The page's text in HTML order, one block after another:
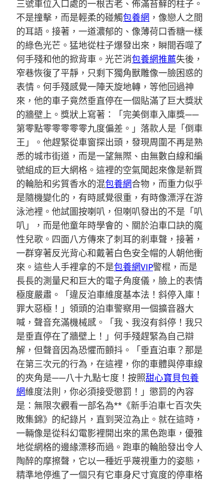
三號車位入口處的一根古老、佈滿苔蘚的柱子。
不是撞擊，而是輕柔的碰觸包養網 ，像戀人之間
的耳語。接著，一道濃郁的、像薄荷口香糖一樣
的綠色光芒。猛地從柱子爆發出來，瞬間吞噬了
何手殘和他的掀背車。光芒消包養網推薦失後，
窄巷恢復了平靜，只剩下獨角獸雕像一臉困惑的
表情。何手殘感覺一陣天旋地轉，等他回過神
來，他的車子竟然垂直停在一個貼滿了巨大獎狀
的牆壁上。獎狀上寫著：「完美倒車入庫獎——
第零點零零零零零九度偏差。」落款人是「倒車
王」。他趕緊從車窗探出頭，發現周圍不再是熟
悉的城市街道，而是一望無際、由無數白線和編
號組成的巨大網格。這裡的空氣聞起來像是新買
的輪胎和劣質香水的混包養網合物，而重力似乎
是隨機變化的，有時感覺很重，有時像漂浮在游
泳池裡。他試圖按喇叭，但喇叭發出的不是「叭
叭」，而是他童年時學會的、關於泊車口訣的魔
性兒歌。四面八方傳來了刺耳的剎車聲，接著，
一群穿著反光背心和戴著白色安全帽的人朝他衝
來。這些人手裡拿的不是包養網VIP警棍，而是
長長的測量尺和巨大的電子角度儀，臉上的表情
極度嚴肅。「違反泊車維度基本法！斜停入庫！
罪大惡極！」領頭的泊車警察用一個擴音器大
喊，聲音充滿機械感。「我、我沒有斜停！我只
是垂直停在了牆壁上！」何手殘趕緊為自己辯
解，但聲音因為恐懼而顫抖。「垂直泊車？那是
在第三次元的行為，在這裡，你的車體與停車線
的夾角是——八十九點七度！按照甜心寶貝包養
網維度法則，你必須接受懲罰！」懲罰的內容
是：無限次觀看一部名為**《新手泊車七百次失
敗集錦》的紀錄片，直到哭泣為止。就在這時，
一輛像是從科幻電影裡開出來的黑色跑車，優雅
地從網格的邊緣漂移而過。跑車的輪胎發出令人
陶醉的摩擦聲，它以一種近乎蔑視重力的姿態，
精準地停進了一個只有它車身尺寸寬度的停車格